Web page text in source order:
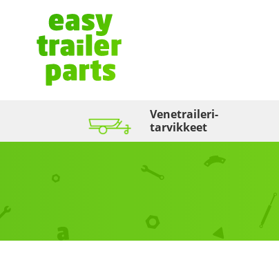
Venetraileri­
tarvikkeet